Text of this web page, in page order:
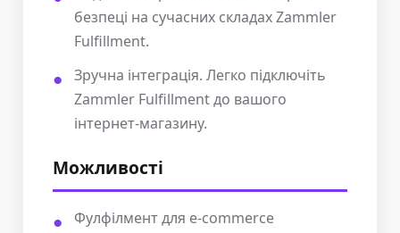
безпеці на сучасних складах Zammler
Fulfillment.
Зручна інтеграція. Легко підключіть
Zammler Fulfillment до вашого
інтернет-магазину.
Можливості
Фулфілмент для e-commerce